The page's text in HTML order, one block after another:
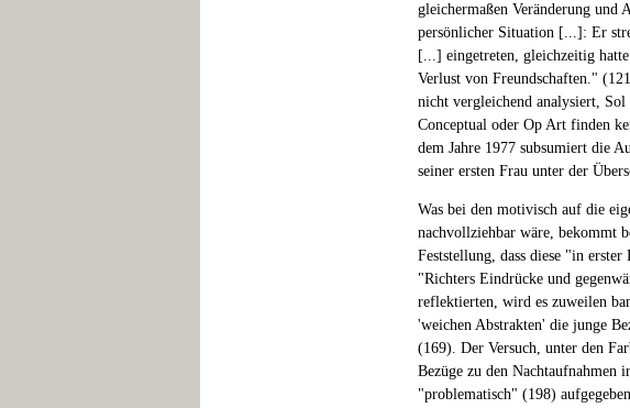
gleichermaßen Veränderung
persönlicher Situation [...]: Er
[...] eingetreten, gleichzeitig
Verlust von Freundschaften."
nicht vergleichend analysiert,
Conceptual oder Op Art finden
dem Jahre 1977 subsumiert die
seiner ersten Frau unter der
Was bei den motivisch auf die
nachvollziehbar wäre, bekommt
Feststellung, dass diese "in
"Richters Eindrücke und
reflektierten, wird es zuweilen
'weichen Abstrakten' die junge
(169). Der Versuch, unter den
Bezüge zu den Nachtaufnahmen
"problematisch" (198)